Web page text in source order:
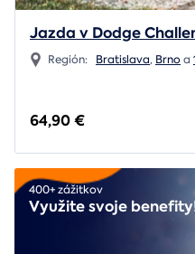
Jazda v Dodge
Región: Bratislava, Brnoa
64,90 €
400+ zážitkov
Využite svoje